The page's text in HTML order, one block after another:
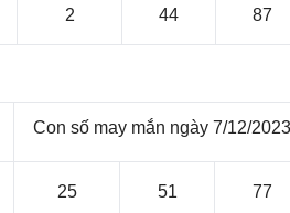
2 44 87
Con số may mắn ngày 7/12/2023
25 51 77